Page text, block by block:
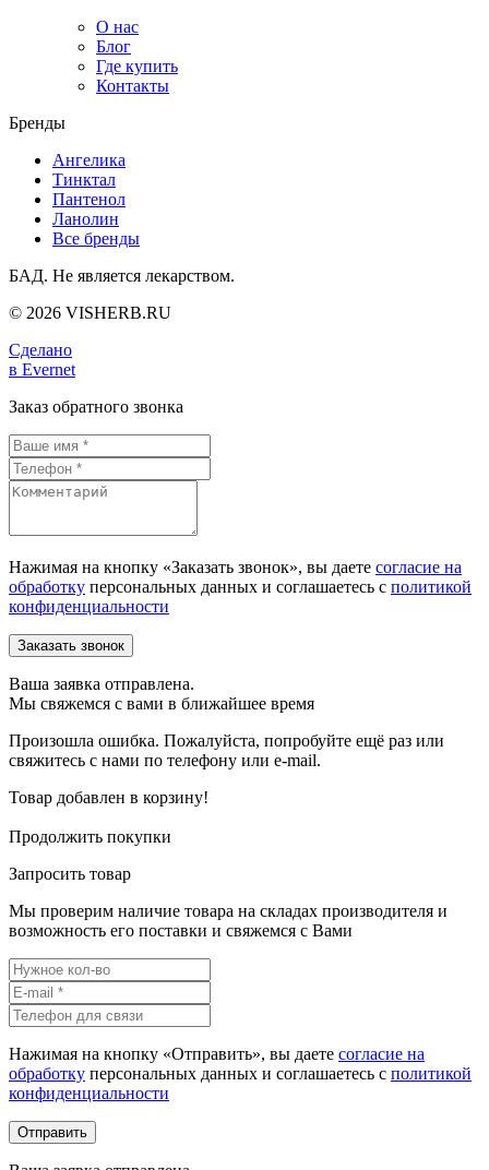
О нас
Блог
Где купить
Контакты
Бренды
Ангелика
Тинктал
Пантенол
Ланолин
Все бренды
БАД. Не является лекарством.
© 2026 VISHERB.RU
Сделано
в Evernet
Заказ обратного звонка
Нажимая на кнопку «Заказать звонок», вы даете согласие на
обработку персональных данных и соглашаетесь c политикой
конфиденциальности
Ваша заявка отправлена.
Мы свяжемся с вами в ближайшее время
Произошла ошибка. Пожалуйста, попробуйте ещё раз или
свяжитесь с нами по телефону или e-mail.
Товар добавлен в корзину!
Продолжить покупки
Запросить товар
Мы проверим наличие товара на складах производителя и
возможность его поставки и свяжемся с Вами
Нажимая на кнопку «Отправить», вы даете согласие на
обработку персональных данных и соглашаетесь c политикой
конфиденциальности